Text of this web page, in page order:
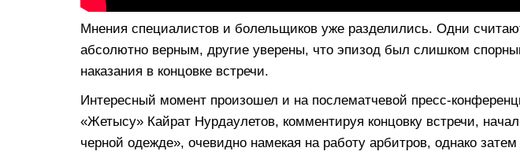
Мнения специалистов и болельщиков уже разделились. Одни
абсолютно верным, другие уверены, что эпизод был слишком
наказания в концовке встречи.
Интересный момент произошел и на послематчевой пресс-
«Жетысу» Кайрат Нурдаулетов, комментируя концовку встречи,
черной одежде», очевидно намекая на работу арбитров, однако